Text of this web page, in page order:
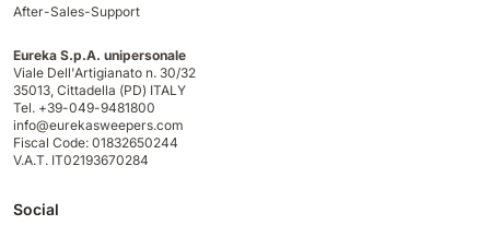
After-Sales-Support
Eureka S.p.A. unipersonale
Viale Dell'Artigianato n. 30/32
35013, Cittadella (PD) ITALY
Tel. +39-049-9481800
info@eurekasweepers.com
Fiscal Code: 01832650244
V.A.T. IT02193670284
Social